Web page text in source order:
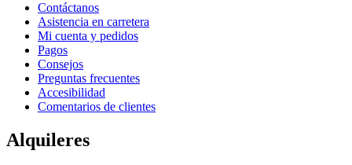
Contáctanos
Asistencia en carretera
Mi cuenta y pedidos
Pagos
Consejos
Preguntas frecuentes
Accesibilidad
Comentarios de clientes
Alquileres